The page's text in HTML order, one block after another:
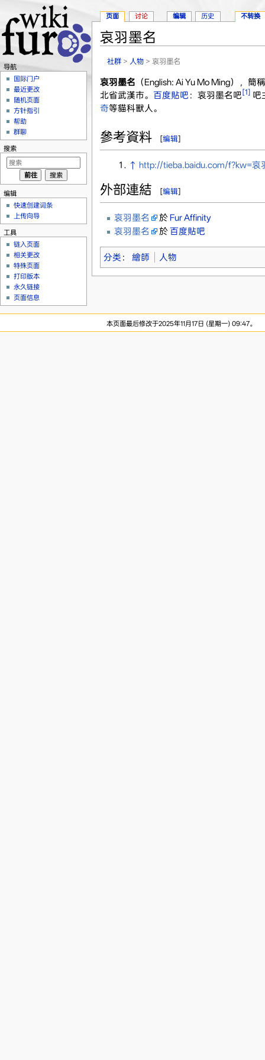
哀羽墨名
社群 > 人物 > 哀羽墨名
哀羽墨名 （English: Ai Yu Mo Ming），
北省武漢市。 百度貼吧 ：哀羽墨名吧[1] 吧
奇等貓科獸人。
參考資料 [编辑]
↑ http://tieba.baidu.com/f?kw=哀
外部連結 [编辑]
哀羽墨名 於Fur Affinity
哀羽墨名
於百度貼吧
分类 ： 繪師 人物
页面 讨论 编辑 历史 不转换
导航
国际门户
最近更改
随机页面
方针指引
帮助
群聊
搜索
编辑
快速创建词条
上传向导
工具
链入页面
相关更改
特殊页面
打印版本
永久链接
页面信息
本页面最后修改于2025年11月17日 (星期一) 09:47。